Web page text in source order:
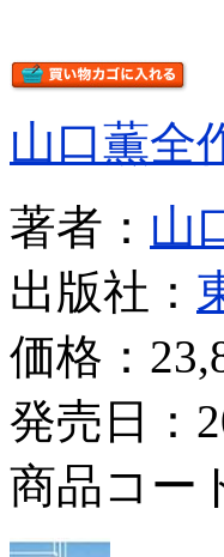
山口薫全
著者： 山
出版社：
価格：
発売日：
商品コー